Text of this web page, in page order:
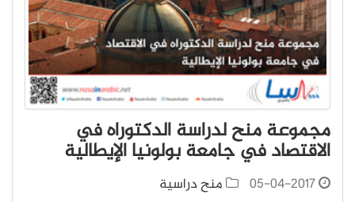
مجموعة منح لدراسة الدكتوراه في
الاقتصاد في جامعة بولونيا الإيطالية
05-04-2017
منح دراسية